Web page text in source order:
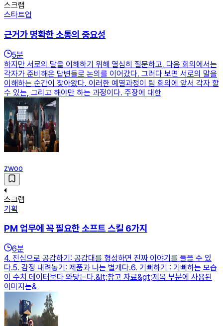
스크랩
스타트업
근거가 명확한 소통의 중요성
5분
하지만 서로의 말을 이해하기 위해 열심히 질문하고, 다음 회의에서는
각자가 준비해온 답변들로 논의를 이어갔다. 그러다 보면 서로의 말을
이해하는 순간이 찾아왔다. 이러한 예열과정이 팀 회의에 앞서 각자 할
수 있는, 그리고 해야만 하는 과정이다. 주장에 대한
zwoo
스크랩
기획
PM 업무에 꼭 필요한 소프트 스킬 6가지
6분
4. 진심으로 공감하기: 공감대를 형성하면 진짜 이야기를 들을 수 있
다.5. 감정 내려놓기: 제품과 나는 별개다.6. 기뻐하기 : 기뻐하는 모습
이 수치 데이터보다 와닿는다.&lt;참고 자료&gt;제목 부분에 사용된
이미지는&